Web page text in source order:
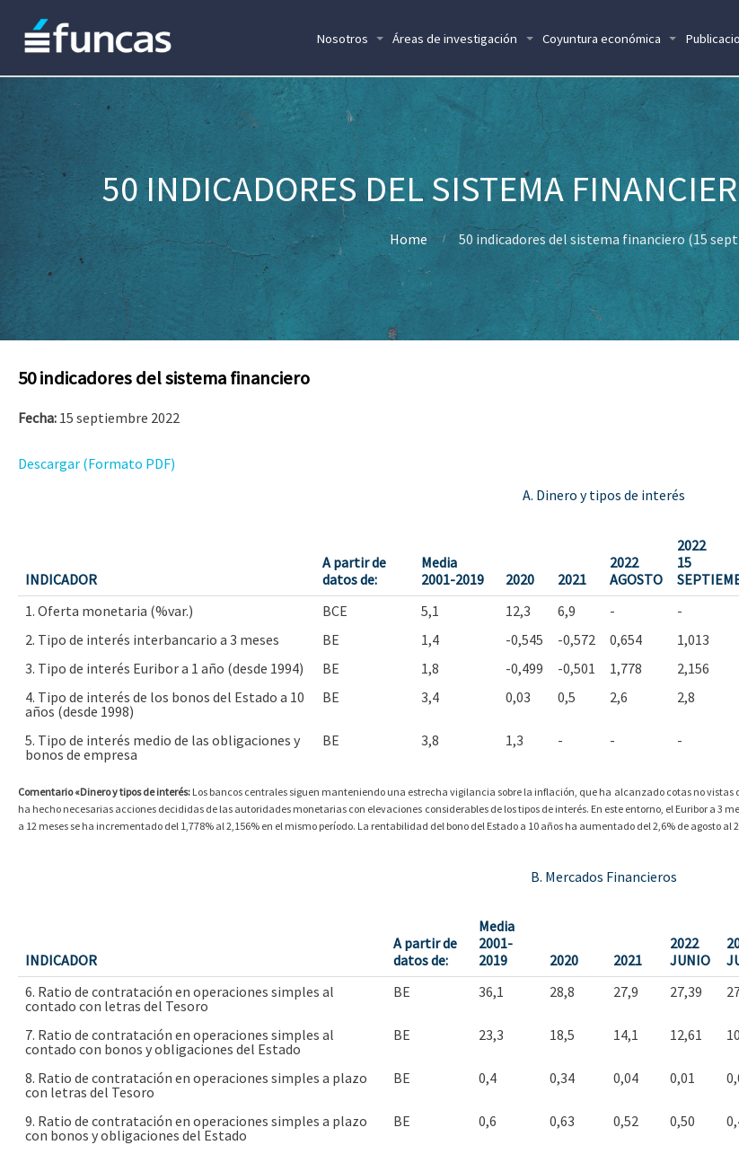
Nosotros Áreas de investigación Coyuntura económica
50 INDICADORES DEL SISTEMA
Home 50 indicadores del sistema financiero (15
50 indicadores del sistema financiero
Fecha: 15 septiembre 2022
Descargar (Formato PDF)
A. Dinero y tipos de interés
INDICADOR
A partir de
datos de:
Media
2001-2019
2020 2021
2022
AGOSTO
2022
15
1. Oferta monetaria (%var.)
BCE 5,1 12,3 6,9 - -
2. Tipo de interés interbancario a 3 meses
BE 1,4 -0,545 -0,572 0,654 1,013
3. Tipo de interés Euribor a 1 año (desde 1994)
BE 1,8 -0,499 -0,501 1,778 2,156
4. Tipo de interés de los bonos del Estado a 10
años (desde 1998)
BE 3,4 0,03 0,5 2,6 2,8
5. Tipo de interés medio de las obligaciones y
bonos de empresa
BE 3,8 1,3 - - -
Comentario «Dinero y tipos de interés: Los bancos centrales siguen manteniendo una estrecha vigilancia sobre la inflación, que ha alcanzado cotas no
ha hecho necesarias acciones decididas de las autoridades monetarias con elevaciones considerables de los tipos de interés. En este entorno, el Euribor a 3
a 12 meses se ha incrementado del 1,778% al 2,156% en el mismo período. La rentabilidad del bono del Estado a 10 años ha aumentado del 2,6% de agosto al
B. Mercados Financieros
INDICADOR
A partir de
datos de:
Media
2001-
2019
2020 2021
2022
JUNIO
6. Ratio de contratación en operaciones simples al
contado con letras del Tesoro
BE 36,1 28,8 27,9 27,39
7. Ratio de contratación en operaciones simples al
contado con bonos y obligaciones del Estado
BE 23,3 18,5 14,1 12,61
8. Ratio de contratación en operaciones simples a plazo
con letras del Tesoro
BE 0,4 0,34 0,04 0,01
9. Ratio de contratación en operaciones simples a plazo
con bonos y obligaciones del Estado
BE 0,6 0,63 0,52 0,50